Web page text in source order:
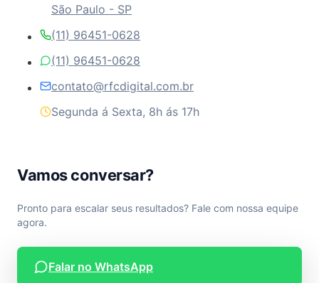
São Paulo - SP
(11) 96451-0628
(11) 96451-0628
contato@rfcdigital.com.br
Segunda á Sexta, 8h ás 17h
Vamos conversar?
Pronto para escalar seus resultados? Fale com nossa equipe
agora.
Falar no WhatsApp